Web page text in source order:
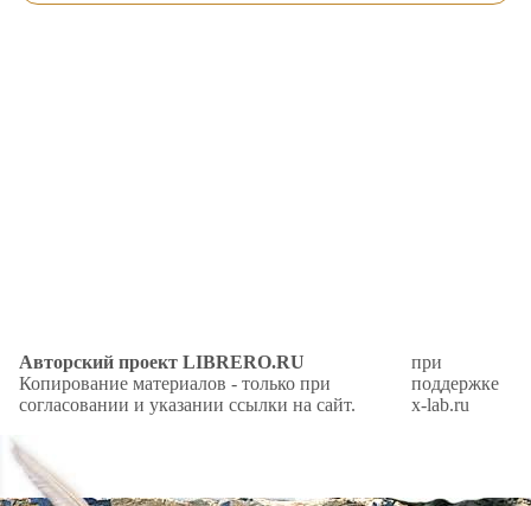
Авторский проект LIBRERO.RU
Копирование материалов - только при
согласовании и указании ссылки на сайт.
при
поддержке
x-lab.ru